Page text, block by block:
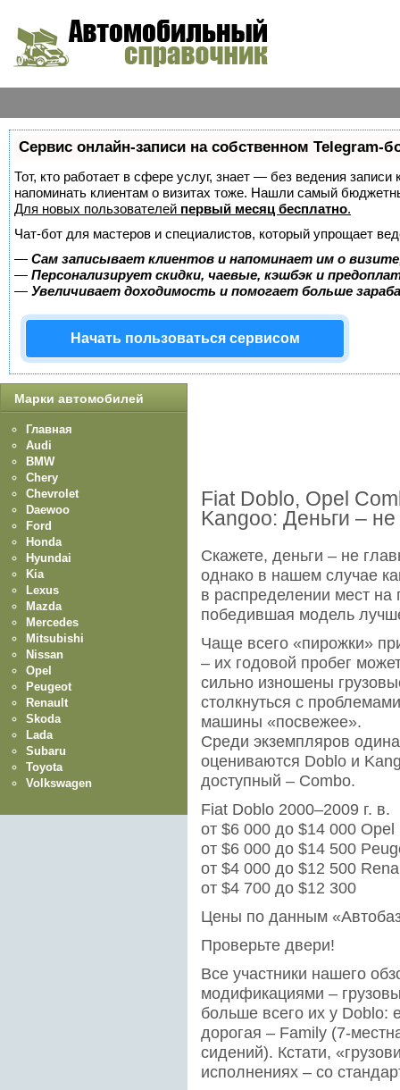
Сервис онлайн-записи на собственном Telegram-
Тот, кто работает в сфере услуг, знает — без ведения
напоминать клиентам о визитах тоже. Нашли самый
Для новых пользователей первый месяц бесплатно.
Чат-бот для мастеров и специалистов, который упрощает
— Сам записывает клиентов и напоминает им о
— Персонализирует скидки, чаевые, кэшбэк и
— Увеличивает доходимость и помогает больше
Начать пользоваться сервисом
Fiat Doblo, Opel
Kangoo: Деньги – не
Скажете, деньги – не
однако в нашем случае
в распределении мест на
победившая модель
Чаще всего «пирожки»
– их годовой пробег
сильно изношены
столкнуться с
машины «посвежее».
Среди экземпляров
оцениваются Doblo и
доступный – Combo.
Fiat Doblo 2000–2009 г. в.
от $6 000 до $14 000 Opel
от $6 000 до $14 500
от $4 000 до $12 500
от $4 700 до $12 300
Цены по данным
Проверьте двери!
Все участники нашего
модификациями –
больше всего их у Doblo:
дорогая – Family (7-
сидений). Кстати,
исполнениях – со
Марки автомобилей
Главная
Audi
BMW
Chery
Chevrolet
Daewoo
Ford
Honda
Hyundai
Kia
Lexus
Mazda
Mercedes
Mitsubishi
Nissan
Opel
Peugeot
Renault
Skoda
Lada
Subaru
Toyota
Volkswagen